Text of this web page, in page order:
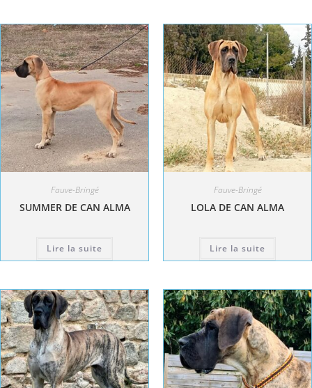
Fauve-Bringé
SUMMER DE CAN ALMA
Lire la suite
Fauve-Bringé
LOLA DE CAN ALMA
Lire la suite